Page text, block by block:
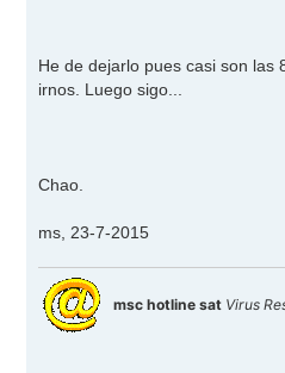
He de dejarlo pues casi son las
irnos. Luego sigo...
Chao.
ms, 23-7-2015
msc hotline sat Virus